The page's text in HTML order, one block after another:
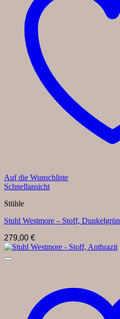
Auf die Wunschliste
Schnellansicht
Stühle
Stuhl Westmore – Stoff, Dunkelgrün
279,00 €